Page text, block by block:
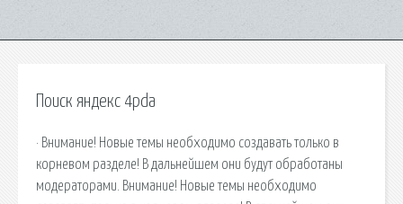
Поиск яндекс 4pda
· Внимание! Новые темы необходимо создавать только в
корневом разделе! В дальнейшем они будут обработаны
модераторами. Внимание! Новые темы необходимо